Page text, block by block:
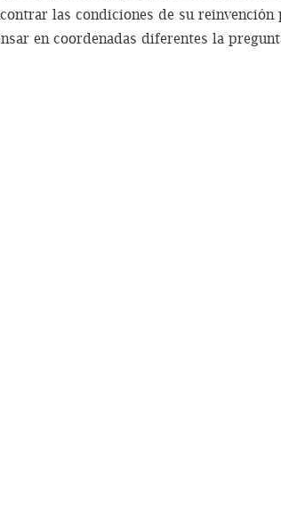
las condiciones de su reinvención
en coordenadas diferentes la